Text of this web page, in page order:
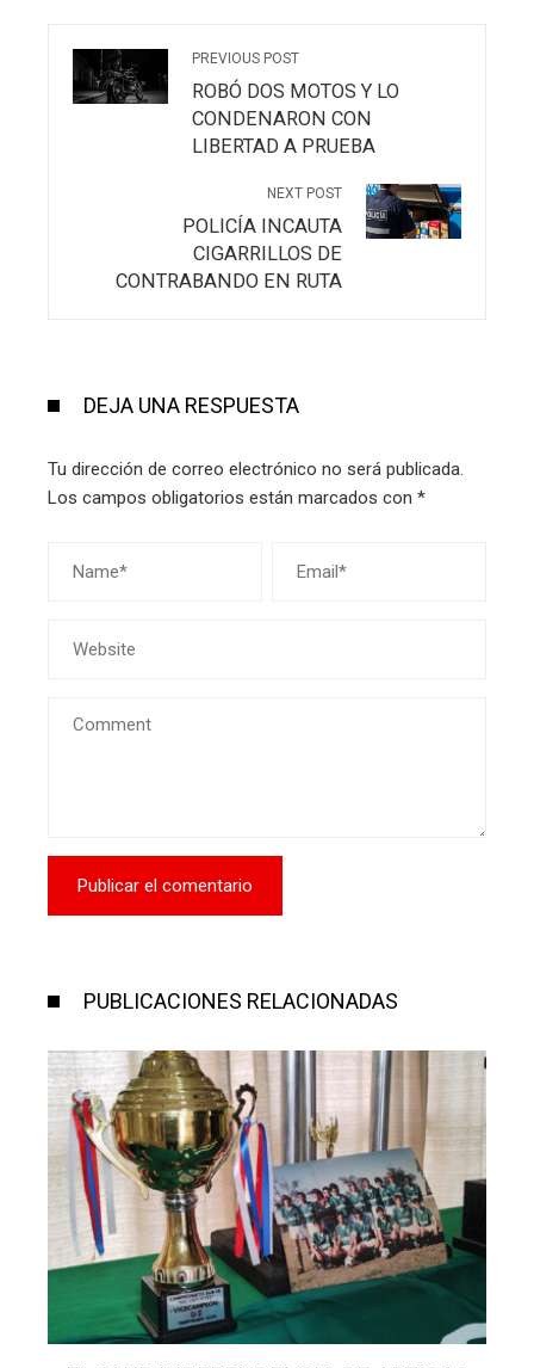
PREVIOUS POST
ROBÓ DOS MOTOS Y LO
CONDENARON CON
LIBERTAD A PRUEBA
NEXT POST
POLICÍA INCAUTA
CIGARRILLOS DE
CONTRABANDO EN RUTA
DEJA UNA RESPUESTA
Tu dirección de correo electrónico no será publicada.
Los campos obligatorios están marcados con *
PUBLICACIONES RELACIONADAS